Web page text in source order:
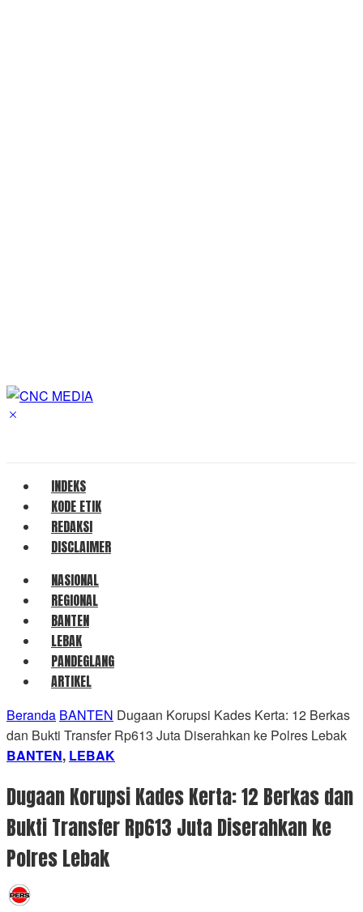
INDEKS
KODE ETIK
REDAKSI
DISCLAIMER
NASIONAL
REGIONAL
BANTEN
LEBAK
PANDEGLANG
ARTIKEL
Beranda BANTEN Dugaan Korupsi Kades Kerta: 12 Berkas
dan Bukti Transfer Rp613 Juta Diserahkan ke Polres Lebak
BANTEN, LEBAK
Dugaan Korupsi Kades Kerta: 12 Berkas dan
Bukti Transfer Rp613 Juta Diserahkan ke
Polres Lebak